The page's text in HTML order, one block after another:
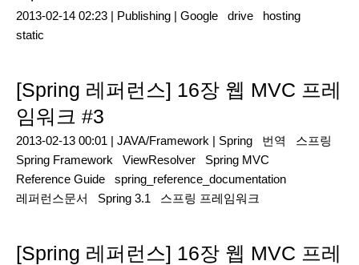
2013-02-14 02:23 | Publishing | Google drive
hosting
static
[Spring 레퍼런스] 16장 웹 MVC 프레
임워크 #3
2013-02-13 00:01 | JAVA/Framework | Spring 번역
스프링
Spring Framework
ViewResolver
Spring MVC
Reference Guide
spring_reference_documentation
레퍼런스문서
Spring 3.1 스프링 프레임워크
[Spring 레퍼런스] 16장 웹 MVC 프레